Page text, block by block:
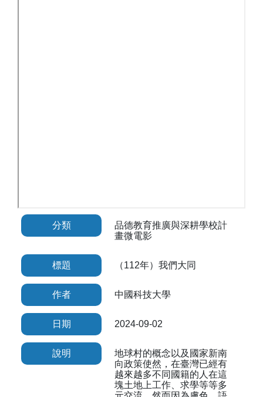
分類
品德教育推廣與深耕學校計
畫微電影
標題 （112年）我們大同
作者 中國科技大學
日期 2024-09-02
說明
地球村的概念以及國家新南
向政策使然，在臺灣已經有
越來越多不同國籍的人在這
塊土地上工作、求學等等多